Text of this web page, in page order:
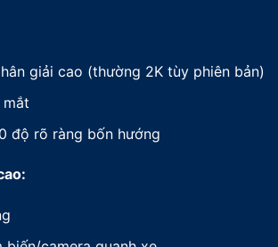
giải cao (thường 2K tùy phiên bản)
mắt
độ rõ ràng bốn hướng